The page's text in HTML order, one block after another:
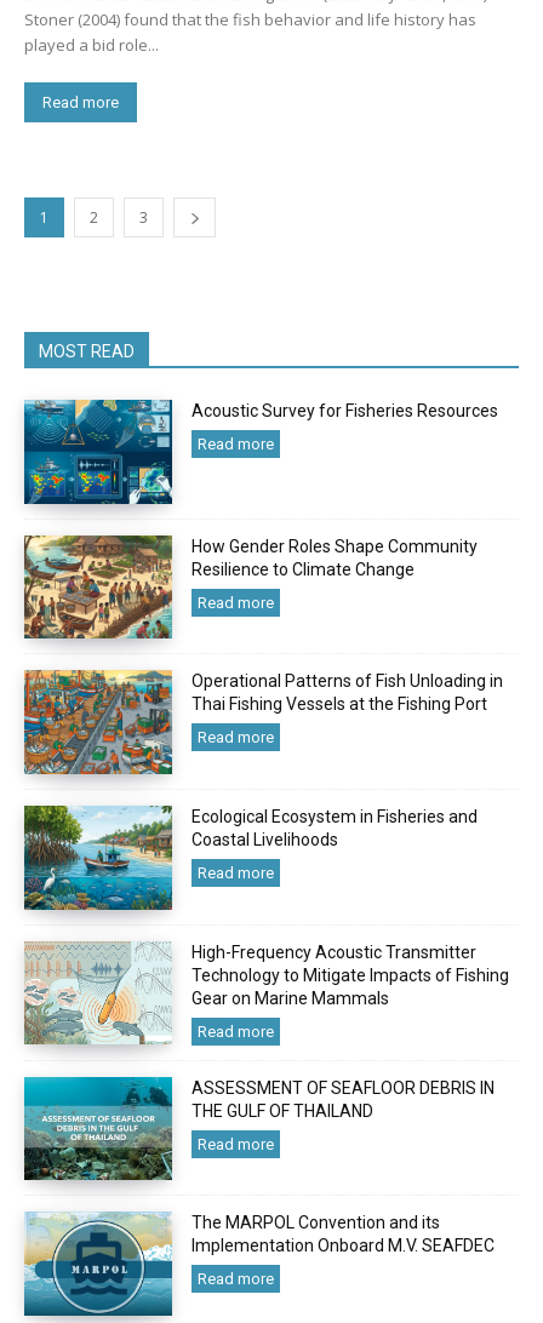
Stoner (2004) found that the fish behavior and life history has
played a bid role...
Read more
1 2 3
MOST READ
Acoustic Survey for Fisheries Resources
Read more
How Gender Roles Shape Community
Resilience to Climate Change
Read more
Operational Patterns of Fish Unloading in
Thai Fishing Vessels at the Fishing Port
Read more
Ecological Ecosystem in Fisheries and
Coastal Livelihoods
Read more
High-Frequency Acoustic Transmitter
Technology to Mitigate Impacts of Fishing
Gear on Marine Mammals
Read more
ASSESSMENT OF SEAFLOOR DEBRIS IN
THE GULF OF THAILAND
Read more
The MARPOL Convention and its
Implementation Onboard M.V. SEAFDEC
Read more